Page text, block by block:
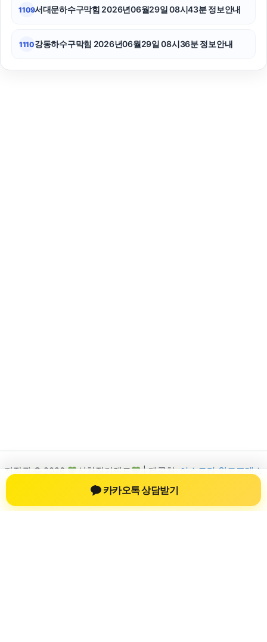
1109서대문하수구막힘 2026년06월29일 08시43분 정보안내
1110강동하수구막힘 2026년06월29일 08시36분 정보안내
저작권 © 2026 신차장기렌트 | 제공처:
아스트라 워드프레스
테마
카카오톡 상담받기